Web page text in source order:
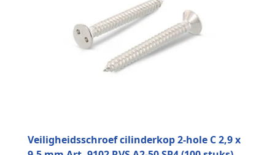
Veiligheidsschroef cilinderkop 2-hole C 2,9 x